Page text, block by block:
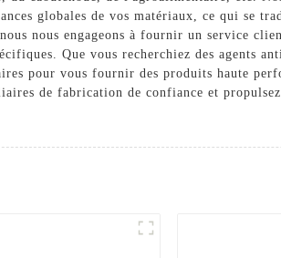
globales de vos matériaux, ce qui se
nous engageons à fournir un service
Que vous recherchiez des agents
pour vous fournir des produits haute
de fabrication de confiance et